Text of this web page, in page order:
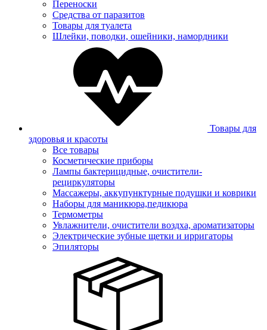
Переноски
Средства от паразитов
Товары для туалета
Шлейки, поводки, ошейники, намордники
Товары для
здоровья и красоты
Все товары
Косметические приборы
Лампы бактерицидные, очистители-
рециркуляторы
Массажеры, аккупунктурные подушки и коврики
Наборы для маникюра,педикюра
Термометры
Увлажнители, очистители воздха, ароматизаторы
Электрические зубные щетки и ирригаторы
Эпиляторы